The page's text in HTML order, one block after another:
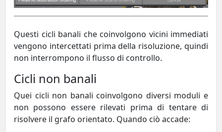
Questi cicli banali che coinvolgono vicini immediati
vengono intercettati prima della risoluzione, quindi
non interrompono il flusso di controllo.
Cicli non banali
Quei cicli non banali coinvolgono diversi moduli e
non possono essere rilevati prima di tentare di
risolvere il grafo orientato. Quando ciò accade: